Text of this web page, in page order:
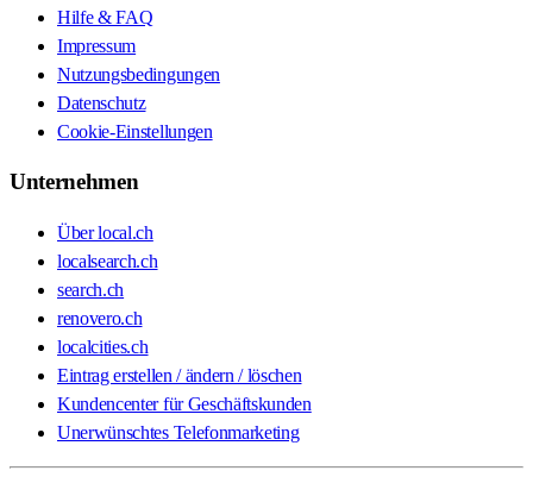
Hilfe & FAQ
Impressum
Nutzungsbedingungen
Datenschutz
Cookie-Einstellungen
Unternehmen
Über local.ch
localsearch.ch
search.ch
renovero.ch
localcities.ch
Eintrag erstellen / ändern / löschen
Kundencenter für Geschäftskunden
Unerwünschtes Telefonmarketing